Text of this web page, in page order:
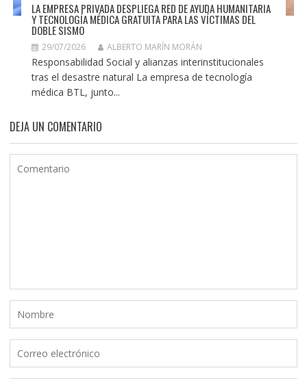
LA EMPRESA PRIVADA DESPLIEGA RED DE AYUDA HUMANITARIA
Y TECNOLOGÍA MÉDICA GRATUITA PARA LAS VÍCTIMAS DEL
DOBLE SISMO
29/07/2026 ALBERTO MARÍN MORÁN
Responsabilidad Social y alianzas interinstitucionales
tras el desastre natural La empresa de tecnología
médica BTL, junto...
DEJA UN COMENTARIO